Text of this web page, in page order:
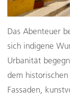
Das Abenteuer
sich indigene
Urbanität
dem
Fassaden,